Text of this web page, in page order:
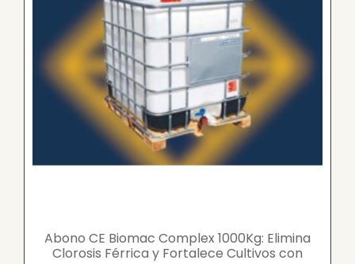
Abono CE Biomac Complex 1000Kg: Elimina
Clorosis Férrica y Fortalece Cultivos con